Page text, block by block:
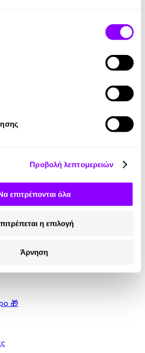
Προβολή λεπτομερειών
επιτρέπονται όλα
η επιλογή
Άρνηση
🎁